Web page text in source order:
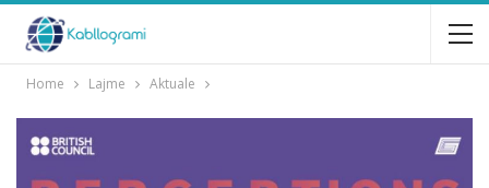
Home Lajme Aktuale